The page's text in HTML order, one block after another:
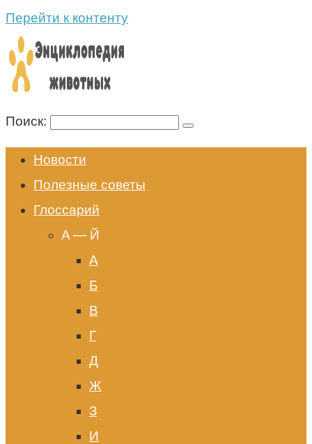
Перейти к контенту
Поиск:
Новости
Полезные советы
Глоссарий
A — Й
А
Б
В
Г
Д
Ж
З
И